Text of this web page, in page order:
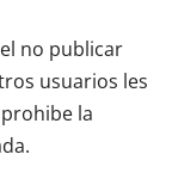
no publicar
usuarios les
la